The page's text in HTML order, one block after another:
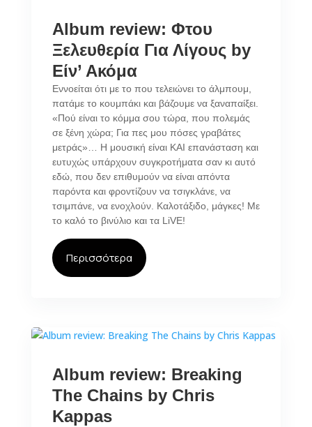
Album review: Φτου
Ξελευθερία Για Λίγους by
Είν’ Ακόμα
Εννοείται ότι με το που τελειώνει το άλμπουμ,
πατάμε το κουμπάκι και βάζουμε να ξαναπαίξει.
«Πού είναι το κόμμα σου τώρα, που πολεμάς
σε ξένη χώρα; Για πες μου πόσες γραβάτες
μετράς»… Η μουσική είναι ΚΑΙ επανάσταση και
ευτυχώς υπάρχουν συγκροτήματα σαν κι αυτό
εδώ, που δεν επιθυμούν να είναι απόντα
παρόντα και φροντίζουν να τσιγκλάνε, να
τσιμπάνε, να ενοχλούν. Καλοτάξιδο, μάγκες! Με
το καλό το βινύλιο και τα LiVE!
Περισσότερα
Album review: Breaking
The Chains by Chris
Kappas